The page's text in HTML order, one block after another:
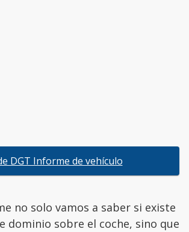
DGT Informe de vehículo
no solo vamos a saber si existe
dominio sobre el coche, sino que